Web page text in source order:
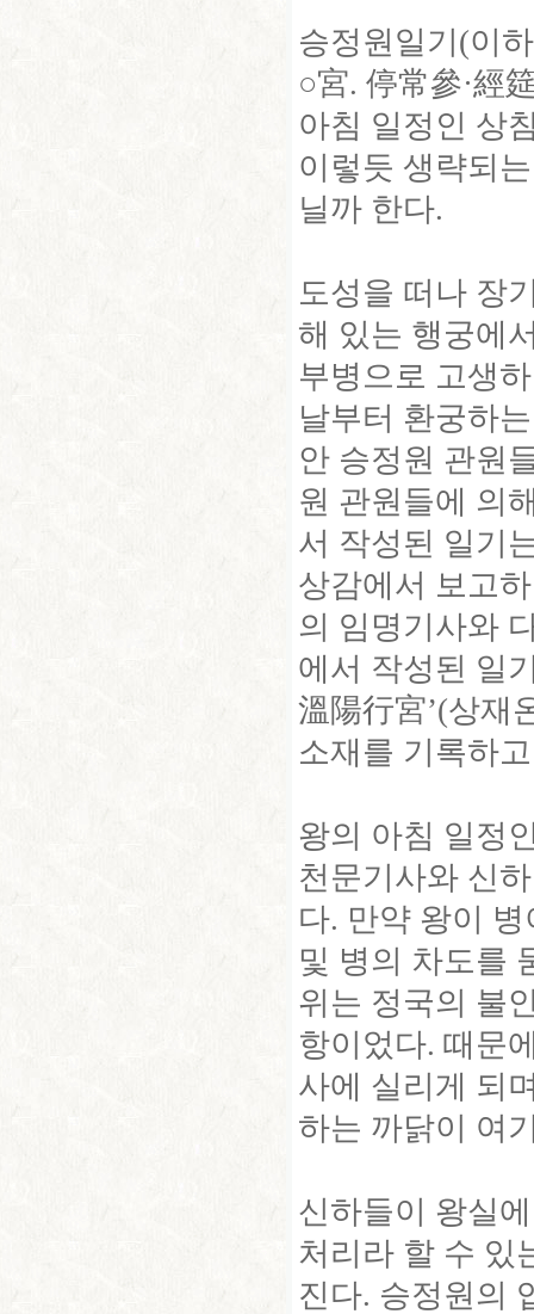
승정원일기(이
○宮. 停常參·經
아침 일정인 상
이렇듯 생략되
닐까 한다.
도성을 떠나 장
해 있는 행궁에
부병으로 고생
날부터 환궁하
안 승정원 관원
원 관원들에 의
서 작성된 일기
상감에서 보고
의 임명기사와
에서 작성된 일
溫陽行宮’(상재
소재를 기록하
왕의 아침 일정
천문기사와 신
다. 만약 왕이
및 병의 차도를
위는 정국의 불
항이었다. 때문
사에 실리게 되
하는 까닭이 여
신하들이 왕실
처리라 할 수 있
진다. 승정원의